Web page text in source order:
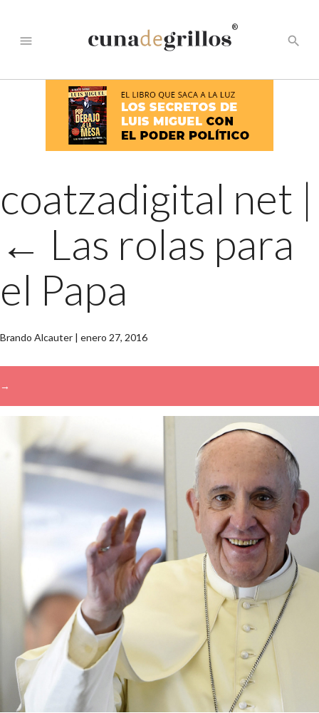
menu
®
search
coatzadigital net |
← Las rolas para
el Papa
Brando Alcauter | enero 27, 2016
→